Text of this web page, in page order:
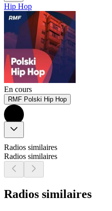
Hip Hop
En cours
RMF Polski Hip Hop
Radios similaires
Radios similaires
Radios similaires